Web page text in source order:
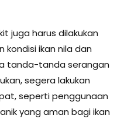
juga harus dilakukan
kondisi ikan nila dan
tanda-tanda serangan
segera lakukan
seperti penggunaan
yang aman bagi ikan